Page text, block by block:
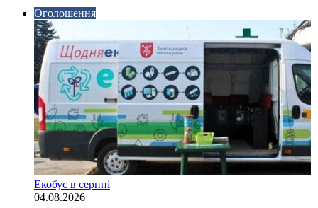
Оголошення
Екобус в серпні
04.08.2026